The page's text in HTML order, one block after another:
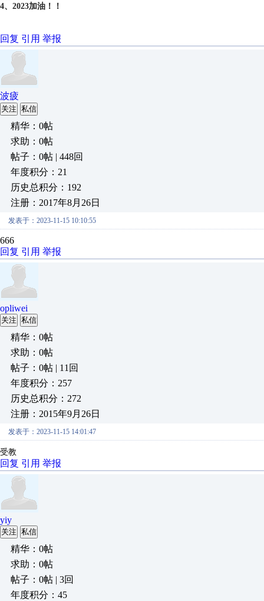
4、2023加油！！
回复 引用 举报
波疲
关注 私信
精华：0帖
求助：0帖
帖子：0帖 | 448回
年度积分：21
历史总积分：192
注册：2017年8月26日
发表于：2023-11-15 10:10:55
666
回复 引用 举报
opliwei
关注 私信
精华：0帖
求助：0帖
帖子：0帖 | 11回
年度积分：257
历史总积分：272
注册：2015年9月26日
发表于：2023-11-15 14:01:47
受教
回复 引用 举报
yiy
关注 私信
精华：0帖
求助：0帖
帖子：0帖 | 3回
年度积分：45